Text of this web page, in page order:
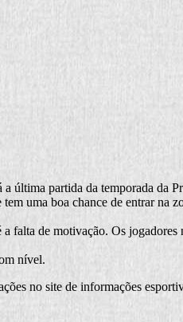
última partida da temporada da
uma boa chance de entrar na
falta de motivação. Os jogadores
nível.
no site de informações